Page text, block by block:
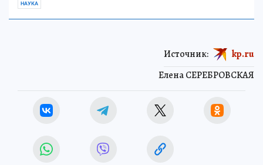
НАУКА
Елена СЕРЕБРОВСКАЯ
Источник: kp.ru